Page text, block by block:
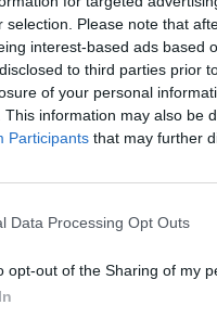
selection. Please note that
interest-based ads based
to third parties prior
of your personal
This information may also be
Participants that may further
Data Processing Opt Outs
opt-out of the Sharing of my
ulice je pěší zónou,
se stále setkáváme s
o víkendech, promění v
které budou
G. Masaryka,“
obyvatel a plynulá
dálkově a v případě
přístupná. Časový
vychází na 1 015